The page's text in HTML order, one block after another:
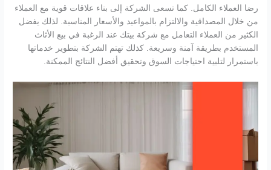
رضا العملاء الكامل. كما تسعى الشركة إلى بناء علاقات قوية مع العملاء
من خلال المصداقية والالتزام بالمواعيد والأسعار المناسبة. لذلك يفضل
الكثير من العملاء التعامل مع شركة بيتك عند الرغبة في بيع الأثاث
المستخدم بطريقة آمنة وسريعة. كذلك تهتم الشركة بتطوير خدماتها
باستمرار لتلبية احتياجات السوق وتحقيق أفضل النتائج الممكنة.